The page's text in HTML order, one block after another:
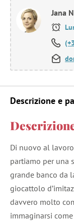
Jana
Descrizione e
Di nuovo al
partiamo per una
grande banco da
giocattolo
davvero molto
immaginarsi